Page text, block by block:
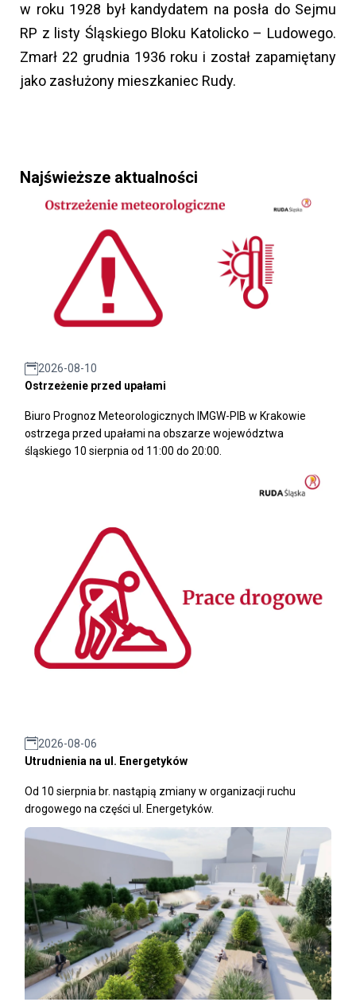
w roku 1928 był kandydatem na posła do Sejmu
RP z listy Śląskiego Bloku Katolicko – Ludowego.
Zmarł 22 grudnia 1936 roku i został zapamiętany
jako zasłużony mieszkaniec Rudy.
Najświeższe aktualności
2026-08-10
Ostrzeżenie przed upałami
Biuro Prognoz Meteorologicznych IMGW-PIB w Krakowie
ostrzega przed upałami na obszarze województwa
śląskiego 10 sierpnia od 11:00 do 20:00.
2026-08-06
Utrudnienia na ul. Energetyków
Od 10 sierpnia br. nastąpią zmiany w organizacji ruchu
drogowego na części ul. Energetyków.